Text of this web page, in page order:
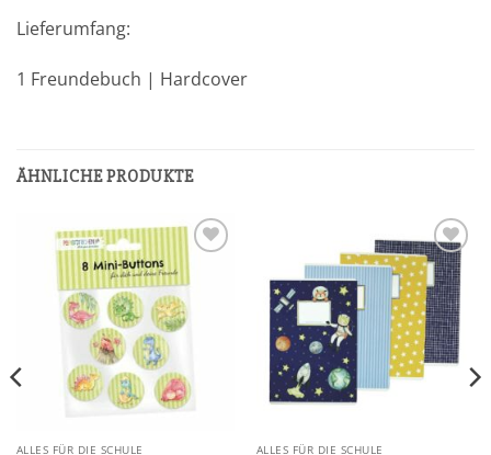
Lieferumfang:
1 Freundebuch | Hardcover
ÄHNLICHE PRODUKTE
Add to
wishlist
ALLES FÜR DIE SCHULE
Add to
wishlist
ALLES FÜR DIE SCHULE